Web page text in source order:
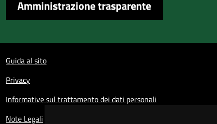
Amministrazione trasparente
Guida al sito
Privacy
Informative sul trattamento dei dati personali
Note Legali